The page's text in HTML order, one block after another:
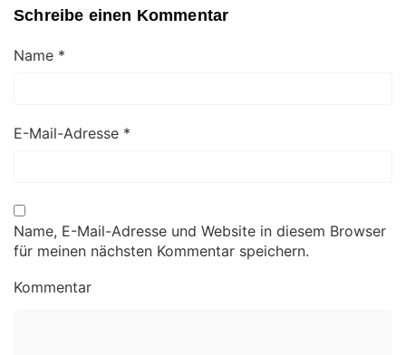
Schreibe einen Kommentar
Name *
E-Mail-Adresse *
Name, E-Mail-Adresse und Website in diesem Browser
für meinen nächsten Kommentar speichern.
Kommentar